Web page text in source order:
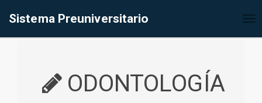
Sistema Preuniversitario
ODONTOLOGÍA